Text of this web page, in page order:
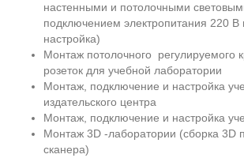
настенными и потолочными
подключением электропитания 220 В
настройка)
Монтаж потолочного регулируемого
розеток для учебной лаборатории
Монтаж, подключение и настройка
издательского центра
Монтаж, подключение и настройка
Монтаж 3D -лаборатории (сборка 3D
сканера)